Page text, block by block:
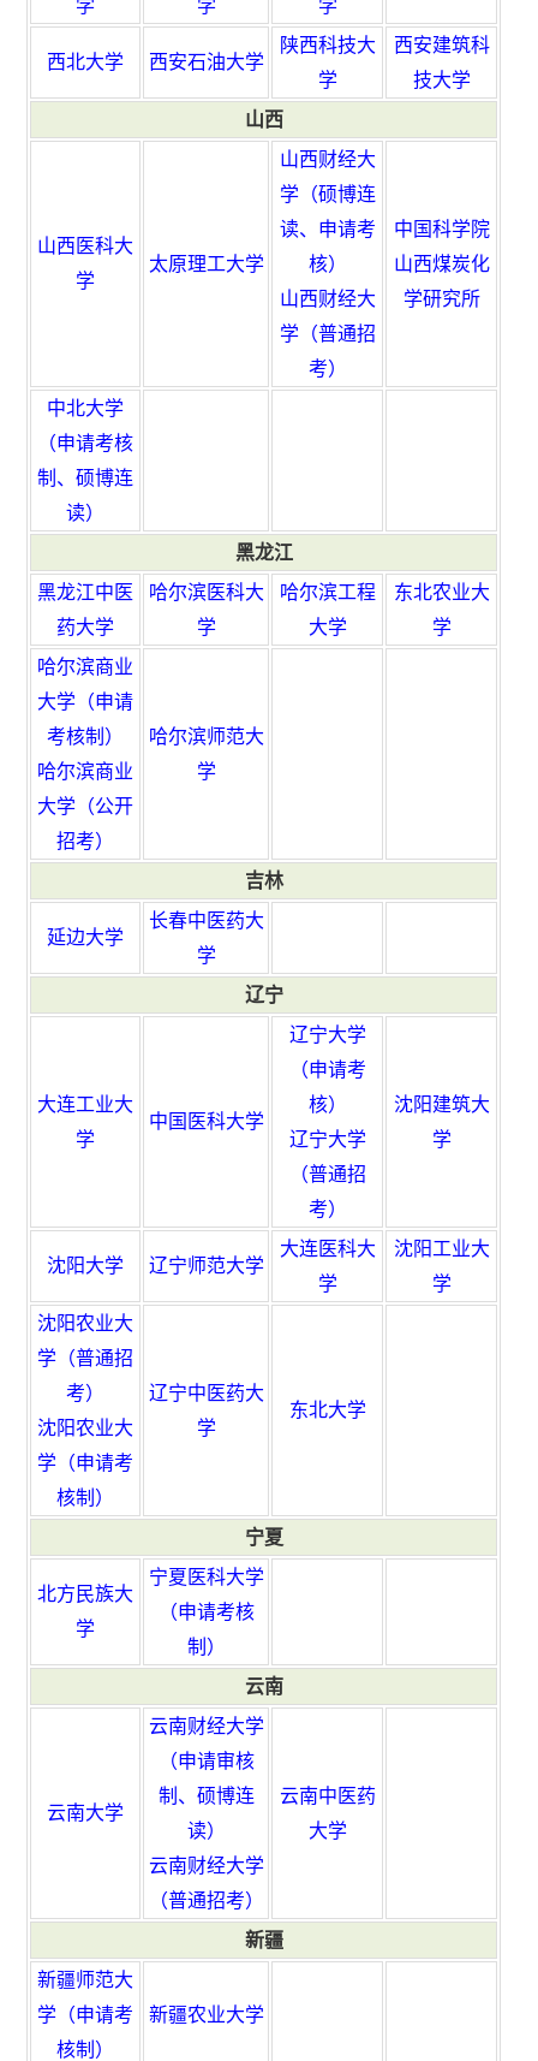
学 学 学
西北大学 西安石油大学
陕西科技大
学
西安建筑科
技大学
山西
山西医科大
学
太原理工大学
山西财经大
学（硕博连
读、申请考
核）
山西财经大
学（普通招
考）
中国科学院
山西煤炭化
学研究所
中北大学
（申请考核
制、硕博连
读）
黑龙江
黑龙江中医
药大学
哈尔滨医科大
学
哈尔滨工程
大学
东北农业大
学
哈尔滨商业
大学（申请
考核制）
哈尔滨商业
大学（公开
招考）
哈尔滨师范大
学
吉林
延边大学
长春中医药大
学
辽宁
大连工业大
学
中国医科大学
辽宁大学
（申请考
核）
辽宁大学
（普通招
考）
沈阳建筑大
学
沈阳大学 辽宁师范大学
大连医科大
学
沈阳工业大
学
沈阳农业大
学（普通招
考）
沈阳农业大
学（申请考
核制）
辽宁中医药大
学
东北大学
宁夏
北方民族大
学
宁夏医科大学
（申请考核
制）
云南
云南大学
云南财经大学
（申请审核
制、硕博连
读）
云南财经大学
（普通招考）
云南中医药
大学
新疆
新疆师范大
学（申请考
核制）
新疆农业大学